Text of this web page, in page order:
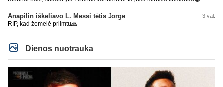
Anapilin iškeliavo L. Messi tėtis Jorge 3 val.
RIP, kad žemelė priimtu🙏
Dienos nuotrauka